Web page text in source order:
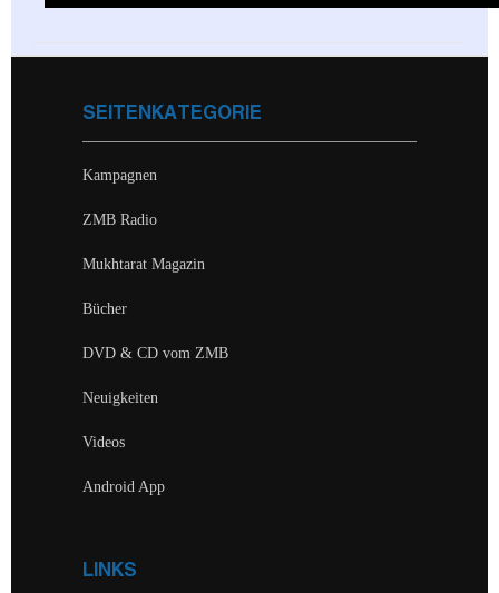
SEITENKATEGORIE
Kampagnen
ZMB Radio
Mukhtarat Magazin
Bücher
DVD & CD vom ZMB
Neuigkeiten
Videos
Android App
LINKS